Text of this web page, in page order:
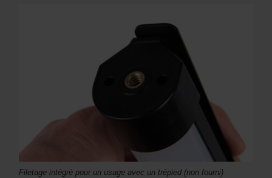
Filetage intégré pour un usage avec un trépied (non fourni)